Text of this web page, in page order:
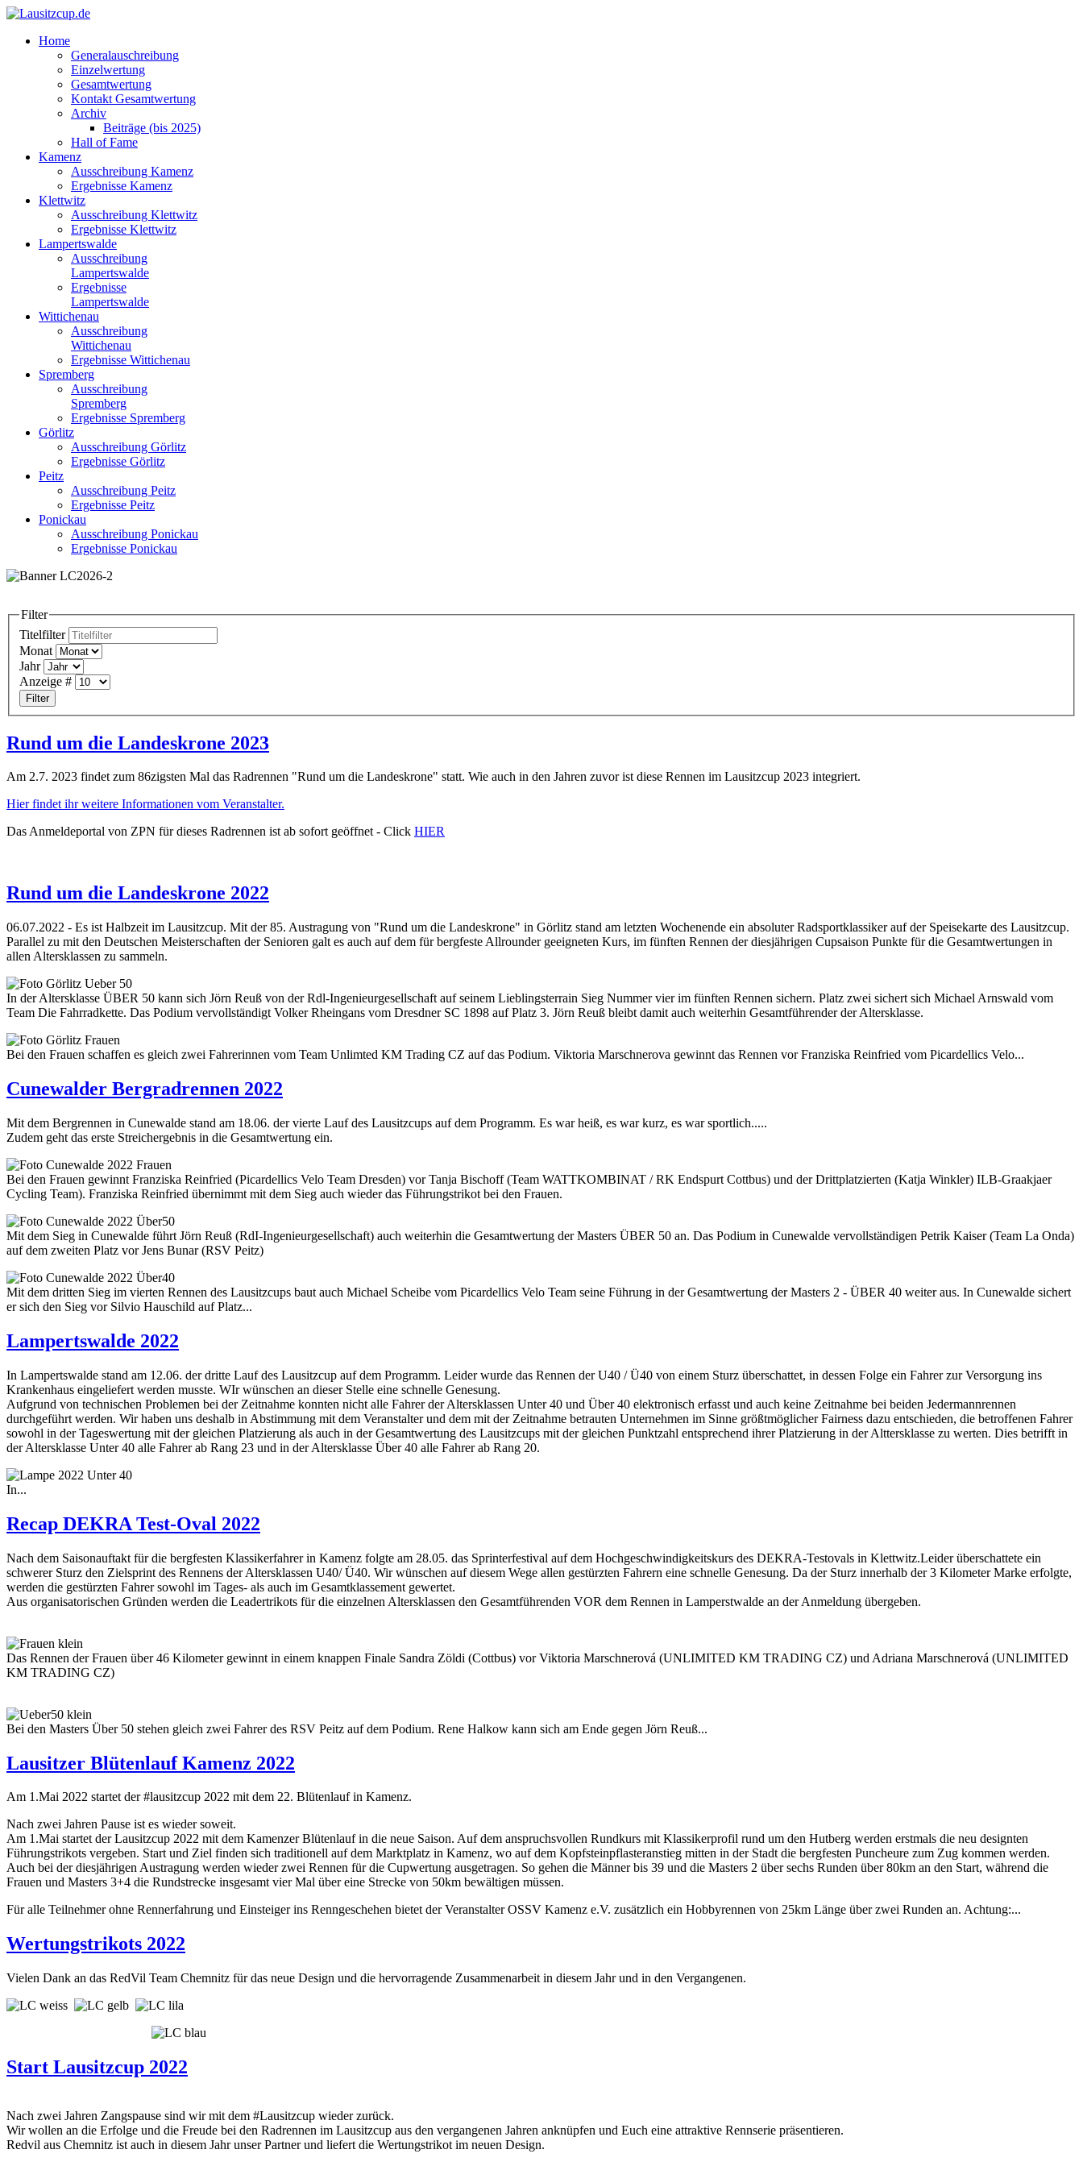
Home
Generalauschreibung
Einzelwertung
Gesamtwertung
Kontakt Gesamtwertung
Archiv
Beiträge (bis 2025)
Hall of Fame
Kamenz
Ausschreibung Kamenz
Ergebnisse Kamenz
Klettwitz
Ausschreibung Klettwitz
Ergebnisse Klettwitz
Lampertswalde
Ausschreibung
Lampertswalde
Ergebnisse
Lampertswalde
Wittichenau
Ausschreibung
Wittichenau
Ergebnisse Wittichenau
Spremberg
Ausschreibung
Spremberg
Ergebnisse Spremberg
Görlitz
Ausschreibung Görlitz
Ergebnisse Görlitz
Peitz
Ausschreibung Peitz
Ergebnisse Peitz
Ponickau
Ausschreibung Ponickau
Ergebnisse Ponickau
Filter
Titelfilter
Monat
Jahr
Anzeige #
Filter
Rund um die Landeskrone 2023
Am 2.7. 2023 findet zum 86zigsten Mal das Radrennen "Rund um die Landeskrone" statt. Wie auch in den Jahren zuvor ist diese Rennen im Lausitzcup 2023 integriert.
Hier findet ihr weitere Informationen vom Veranstalter.
Das Anmeldeportal von ZPN für dieses Radrennen ist ab sofort geöffnet - Click HIER
Rund um die Landeskrone 2022
06.07.2022 - Es ist Halbzeit im Lausitzcup. Mit der 85. Austragung von "Rund um die Landeskrone" in Görlitz stand am letzten Wochenende ein absoluter Radsportklassiker auf der Speisekarte des Lausitzcup.
Parallel zu mit den Deutschen Meisterschaften der Senioren galt es auch auf dem für bergfeste Allrounder geeigneten Kurs, im fünften Rennen der diesjährigen Cupsaison Punkte für die Gesamtwertungen in
allen Altersklassen zu sammeln.
In der Altersklasse ÜBER 50 kann sich Jörn Reuß von der Rdl-Ingenieurgesellschaft auf seinem Lieblingsterrain Sieg Nummer vier im fünften Rennen sichern. Platz zwei sichert sich Michael Arnswald vom
Team Die Fahrradkette. Das Podium vervollständigt Volker Rheingans vom Dresdner SC 1898 auf Platz 3. Jörn Reuß bleibt damit auch weiterhin Gesamtführender der Altersklasse.
Bei den Frauen schaffen es gleich zwei Fahrerinnen vom Team Unlimted KM Trading CZ auf das Podium. Viktoria Marschnerova gewinnt das Rennen vor Franziska Reinfried vom Picardellics Velo...
Cunewalder Bergradrennen 2022
Mit dem Bergrennen in Cunewalde stand am 18.06. der vierte Lauf des Lausitzcups auf dem Programm. Es war heiß, es war kurz, es war sportlich.....
Zudem geht das erste Streichergebnis in die Gesamtwertung ein.
Bei den Frauen gewinnt Franziska Reinfried (Picardellics Velo Team Dresden) vor Tanja Bischoff (Team WATTKOMBINAT / RK Endspurt Cottbus) und der Drittplatzierten (Katja Winkler) ILB-Graakjaer
Cycling Team). Franziska Reinfried übernimmt mit dem Sieg auch wieder das Führungstrikot bei den Frauen.
Mit dem Sieg in Cunewalde führt Jörn Reuß (RdI-Ingenieurgesellschaft) auch weiterhin die Gesamtwertung der Masters ÜBER 50 an. Das Podium in Cunewalde vervollständigen Petrik Kaiser (Team La Onda)
auf dem zweiten Platz vor Jens Bunar (RSV Peitz)
Mit dem dritten Sieg im vierten Rennen des Lausitzcups baut auch Michael Scheibe vom Picardellics Velo Team seine Führung in der Gesamtwertung der Masters 2 - ÜBER 40 weiter aus. In Cunewalde sichert
er sich den Sieg vor Silvio Hauschild auf Platz...
Lampertswalde 2022
In Lampertswalde stand am 12.06. der dritte Lauf des Lausitzcup auf dem Programm. Leider wurde das Rennen der U40 / Ü40 von einem Sturz überschattet, in dessen Folge ein Fahrer zur Versorgung ins
Krankenhaus eingeliefert werden musste. WIr wünschen an dieser Stelle eine schnelle Genesung.
Aufgrund von technischen Problemen bei der Zeitnahme konnten nicht alle Fahrer der Altersklassen Unter 40 und Über 40 elektronisch erfasst und auch keine Zeitnahme bei beiden Jedermannrennen
durchgeführt werden. Wir haben uns deshalb in Abstimmung mit dem Veranstalter und dem mit der Zeitnahme betrauten Unternehmen im Sinne größtmöglicher Fairness dazu entschieden, die betroffenen Fahrer
sowohl in der Tageswertung mit der gleichen Platzierung als auch in der Gesamtwertung des Lausitzcups mit der gleichen Punktzahl entsprechend ihrer Platzierung in der Alttersklasse zu werten. Dies betrifft in
der Altersklasse Unter 40 alle Fahrer ab Rang 23 und in der Altersklasse Über 40 alle Fahrer ab Rang 20.
In...
Recap DEKRA Test-Oval 2022
Nach dem Saisonauftakt für die bergfesten Klassikerfahrer in Kamenz folgte am 28.05. das Sprinterfestival auf dem Hochgeschwindigkeitskurs des DEKRA-Testovals in Klettwitz.Leider überschattete ein
schwerer Sturz den Zielsprint des Rennens der Altersklassen U40/ Ü40. Wir wünschen auf diesem Wege allen gestürzten Fahrern eine schnelle Genesung. Da der Sturz innerhalb der 3 Kilometer Marke erfolgte,
werden die gestürzten Fahrer sowohl im Tages- als auch im Gesamtklassement gewertet.
Aus organisatorischen Gründen werden die Leadertrikots für die einzelnen Altersklassen den Gesamtführenden VOR dem Rennen in Lamperstwalde an der Anmeldung übergeben.
Das Rennen der Frauen über 46 Kilometer gewinnt in einem knappen Finale Sandra Zöldi (Cottbus) vor Viktoria Marschnerová (UNLIMITED KM TRADING CZ) und Adriana Marschnerová (UNLIMITED
KM TRADING CZ)
Bei den Masters Über 50 stehen gleich zwei Fahrer des RSV Peitz auf dem Podium. Rene Halkow kann sich am Ende gegen Jörn Reuß...
Lausitzer Blütenlauf Kamenz 2022
Am 1.Mai 2022 startet der #lausitzcup 2022 mit dem 22. Blütenlauf in Kamenz.
Nach zwei Jahren Pause ist es wieder soweit.
Am 1.Mai startet der Lausitzcup 2022 mit dem Kamenzer Blütenlauf in die neue Saison. Auf dem anspruchsvollen Rundkurs mit Klassikerprofil rund um den Hutberg werden erstmals die neu designten
Führungstrikots vergeben. Start und Ziel finden sich traditionell auf dem Marktplatz in Kamenz, wo auf dem Kopfsteinpflasteranstieg mitten in der Stadt die bergfesten Puncheure zum Zug kommen werden.
Auch bei der diesjährigen Austragung werden wieder zwei Rennen für die Cupwertung ausgetragen. So gehen die Männer bis 39 und die Masters 2 über sechs Runden über 80km an den Start, während die
Frauen und Masters 3+4 die Rundstrecke insgesamt vier Mal über eine Strecke von 50km bewältigen müssen.
Für alle Teilnehmer ohne Rennerfahrung und Einsteiger ins Renngeschehen bietet der Veranstalter OSSV Kamenz e.V. zusätzlich ein Hobbyrennen von 25km Länge über zwei Runden an. Achtung:...
Wertungstrikots 2022
Vielen Dank an das RedVil Team Chemnitz für das neue Design und die hervorragende Zusammenarbeit in diesem Jahr und in den Vergangenen.
Start Lausitzcup 2022
Nach zwei Jahren Zangspause sind wir mit dem #Lausitzcup wieder zurück.
Wir wollen an die Erfolge und die Freude bei den Radrennen im Lausitzcup aus den vergangenen Jahren anknüpfen und Euch eine attraktive Rennserie präsentieren.
Redvil aus Chemnitz ist auch in diesem Jahr unser Partner und liefert die Wertungstrikot im neuen Design.